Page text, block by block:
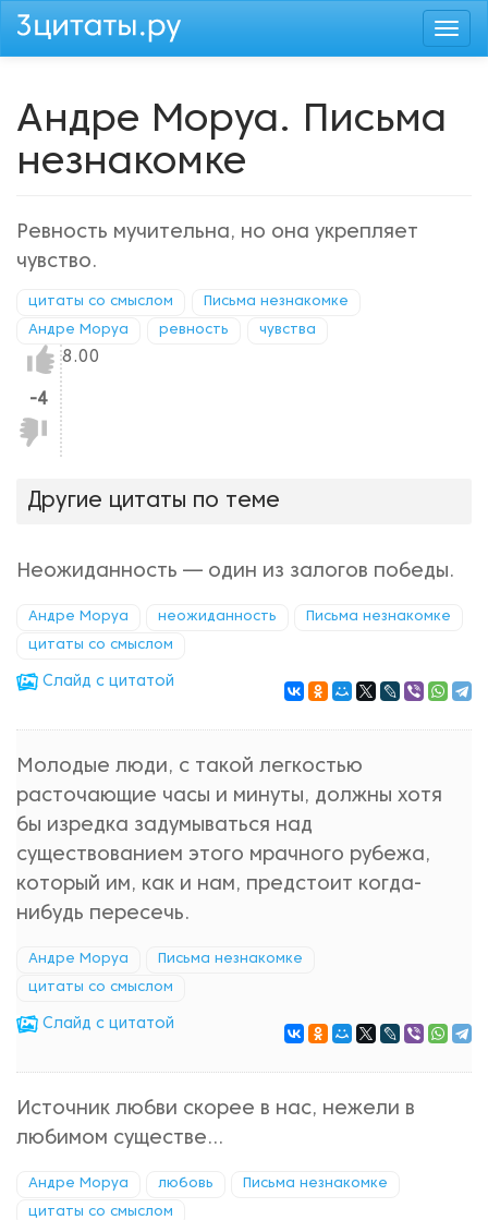
Перейти
Андре Моруа. Письма
незнакомке
Ревность мучительна, но она укрепляет
чувство.
цитаты со смыслом Письма незнакомке
Андре Моруа ревность чувства
Нравится!
-4
Не
нравится!
8.00
Другие цитаты по теме
Неожиданность — один из залогов победы.
Андре Моруа неожиданность Письма незнакомке
цитаты со смыслом
Cлайд с цитатой
Молодые люди, с такой легкостью
расточающие часы и минуты, должны хотя
бы изредка задумываться над
существованием этого мрачного рубежа,
который им, как и нам, предстоит когда-
нибудь пересечь.
Андре Моруа Письма незнакомке
цитаты со смыслом
Cлайд с цитатой
Источник любви скорее в нас, нежели в
любимом существe...
Андре Моруа любовь Письма незнакомке
цитаты со смыслом